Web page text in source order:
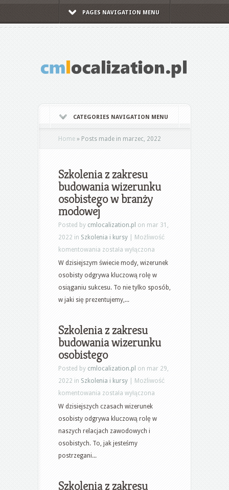
PAGES NAVIGATION MENU
CATEGORIES NAVIGATION MENU
Home » Posts made in marzec, 2022
Szkolenia z zakresu
budowania wizerunku
osobistego w branży
modowej
Posted by cmlocalization.pl on mar 31,
2022 in Szkolenia i kursy
Możliwość
komentowania Szkolenia
z
zakresu
budowania
wizerunku
branży
modowej
została wyłączona
W dzisiejszym świecie mody, wizerunek
osobisty odgrywa kluczową rolę w
osiąganiu sukcesu. To nie tylko sposób,
w jaki się prezentujemy,...
Szkolenia z zakresu
budowania wizerunku
osobistego
Posted by cmlocalization.pl on mar 29,
2022 in Szkolenia i kursy
Możliwość
komentowania Szkolenia
z
zakresu
budowania
wizerunku
została wyłączona
W dzisiejszych czasach wizerunek
osobisty odgrywa kluczową rolę w
naszych relacjach zawodowych i
osobistych. To, jak jesteśmy
postrzegani...
Szkolenia z zakresu